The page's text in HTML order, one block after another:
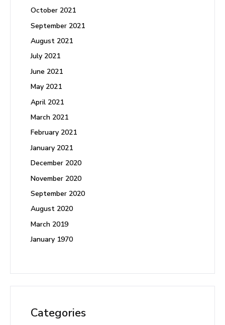
October 2021
September 2021
August 2021
July 2021
June 2021
May 2021
April 2021
March 2021
February 2021
January 2021
December 2020
November 2020
September 2020
August 2020
March 2019
January 1970
Categories